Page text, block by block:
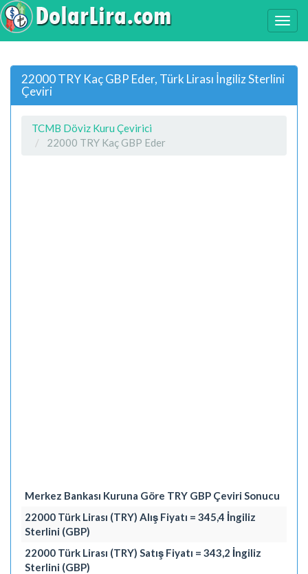
22000 TRY Kaç GBP Eder, Türk Lirası İngiliz Sterlini
Çeviri
TCMB Döviz Kuru Çevirici
22000 TRY Kaç GBP Eder
Merkez Bankası Kuruna Göre TRY GBP Çeviri Sonucu
22000 Türk Lirası (TRY) Alış Fiyatı = 345,4 İngiliz
Sterlini (GBP)
22000 Türk Lirası (TRY) Satış Fiyatı = 343,2 İngiliz
Sterlini (GBP)